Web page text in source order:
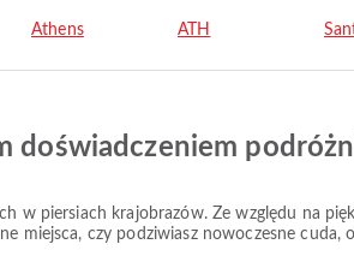
Athens ATH
doświadczeniem
w piersiach krajobrazów. Ze względu na
miejsca, czy podziwiasz nowoczesne cuda,